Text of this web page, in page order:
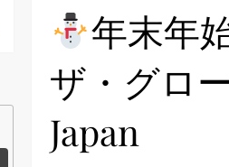
年末年
ザ・グロ
Japan